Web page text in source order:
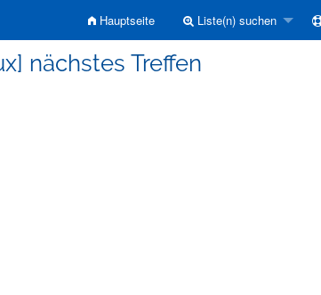
Hauptseite Liste(n) suchen
nächstes Treffen